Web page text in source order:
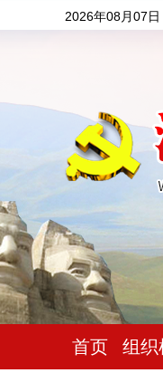
2026年08月07日
首页 组织